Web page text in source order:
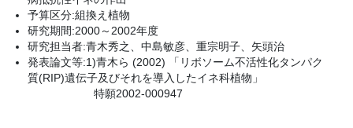
予算区分:組換え植物
研究期間:2000～2002年度
研究担当者:青木秀之、中島敏彦、重宗明子、矢頭治
発表論文等:1)青木ら (2002) 「リボソーム不活性化タンパク
質(RIP)遺伝子及びそれを導入したイネ科植物」
特願2002-000947